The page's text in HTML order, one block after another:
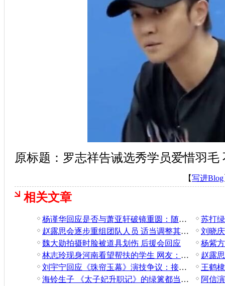
原标题：罗志祥告诫选秀学员爱惜羽毛
【写进Blog
相关文章
杨谨华回应是否与萧亚轩破镜重圆：随缘吧
赵露思会逐步重组团队人员 适当调整其妆发和摄影
刘晓
魏大勋拍摄时脸被道具划伤 后援会回应
林志玲现身河南看望帮扶的学生 网友：人美心善
刘宇宁回应《珠帘玉幕》演技争议：接受所有批评
海铃生子 《太子妃升职记》的绿篱都当妈妈了